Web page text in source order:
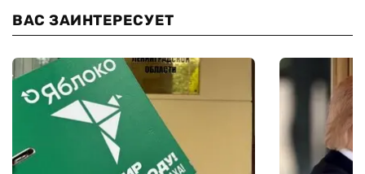
ВАС ЗАИНТЕРЕСУЕТ